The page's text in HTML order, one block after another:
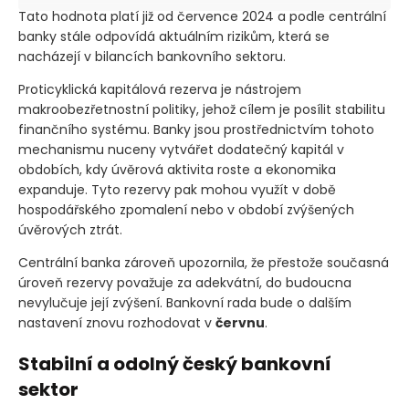
Tato hodnota platí již od července 2024 a podle centrální
banky stále odpovídá aktuálním rizikům, která se
nacházejí v bilancích bankovního sektoru.
Proticyklická kapitálová rezerva je nástrojem
makroobezřetnostní politiky, jehož cílem je posílit stabilitu
finančního systému. Banky jsou prostřednictvím tohoto
mechanismu nuceny vytvářet dodatečný kapitál v
obdobích, kdy úvěrová aktivita roste a ekonomika
expanduje. Tyto rezervy pak mohou využít v době
hospodářského zpomalení nebo v období zvýšených
úvěrových ztrát.
Centrální banka zároveň upozornila, že přestože současná
úroveň rezervy považuje za adekvátní, do budoucna
nevylučuje její zvýšení. Bankovní rada bude o dalším
nastavení znovu rozhodovat v červnu.
Stabilní a odolný český bankovní
sektor